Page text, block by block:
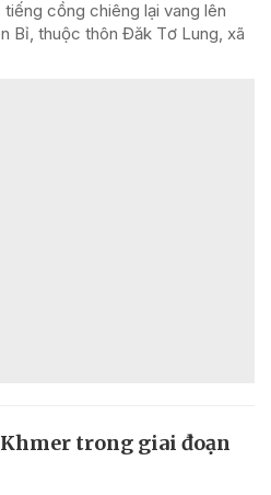
cồng chiêng lại vang lên
Bỉ, thuộc thôn Đăk Tơ Lung, xã
Khmer trong giai đoạn